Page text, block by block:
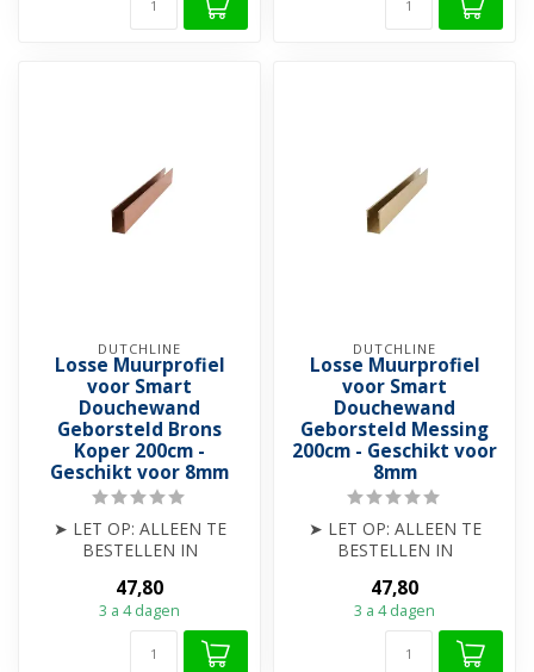
DUTCHLINE
Losse Muurprofiel
voor Smart
Douchewand
Geborsteld Brons
Koper 200cm -
Geschikt voor 8mm
➤ LET OP: ALLEEN TE
BESTELLEN IN
ECO DOUCHEWAND
➤ Muurprofie...
47,80
3 a 4 dagen
DUTCHLINE
Losse Muurprofiel
voor Smart
Douchewand
Geborsteld Messing
200cm - Geschikt voor
8mm
➤ LET OP: ALLEEN TE
BESTELLEN IN
ECO DOUCHEWAND
➤ Muurprofie...
47,80
3 a 4 dagen